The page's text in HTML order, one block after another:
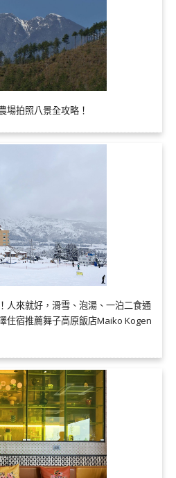
場拍照八景全攻略！
人來就好，滑雪、泡湯、一泊二食通
住宿推薦舞子高原飯店Maiko Kogen